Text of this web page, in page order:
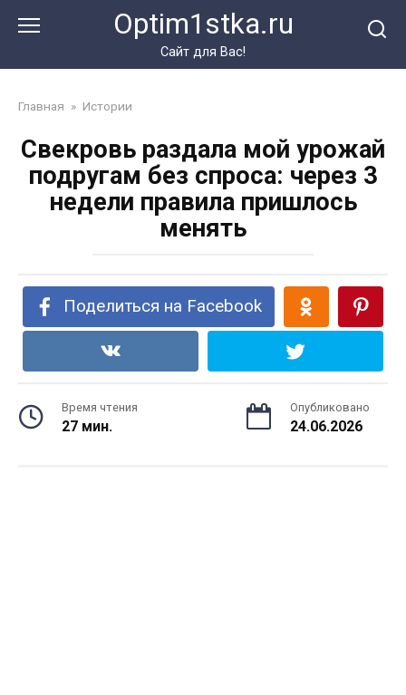
Optim1stka.ru
Сайт для Вас!
Главная » Истории
Свекровь раздала мой урожай
подругам без спроса: через 3
недели правила пришлось
менять
Поделиться на Facebook
Время чтения
27 мин.
Опубликовано
24.06.2026